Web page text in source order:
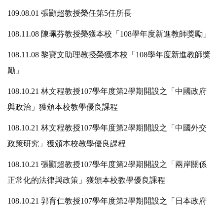
109.08.01 張顯超教授榮任第5任所長
108.11.08 陳珮芬教授榮獲本校「108學年度新進教師獎勵」
108.11.08 黎寶文助理教授榮獲本校「108學年度新進教師獎
勵」
108.10.21 林文程教授107學年度第2學期開設之「中國政府
與政治」獲頒本校教學優良課程
108.10.21 林文程教授107學年度第2學期開設之「中國外交
政策研究」獲頒本校教學優良課程
108.10.21 張顯超教授107學年度第2學期開設之「兩岸關係
正常化的法律與政策」獲頒本校教學優良課程
108.10.21 郭育仁教授107學年度第2學期開設之「日本政府